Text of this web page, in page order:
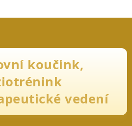
koučink,
vedení